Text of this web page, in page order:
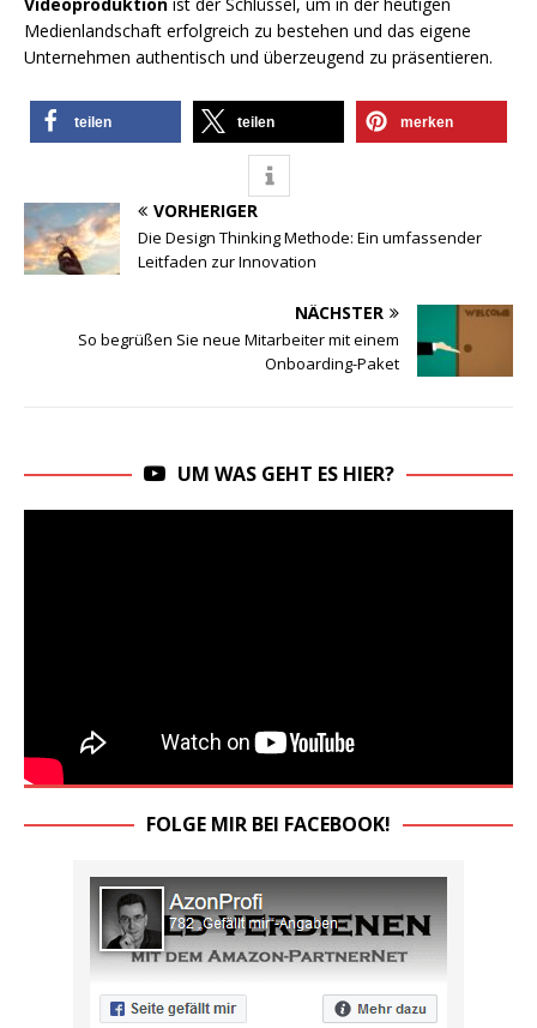
Medienlandschaft erfolgreich zu bestehen und das eigene
Unternehmen authentisch und überzeugend zu präsentieren.
teilen teilen merken
VORHERIGER
Die Design Thinking Methode: Ein umfassender
Leitfaden zur Innovation
NÄCHSTER
So begrüßen Sie neue Mitarbeiter mit einem
Onboarding-Paket
UM WAS GEHT ES HIER?
FOLGE MIR BEI FACEBOOK!